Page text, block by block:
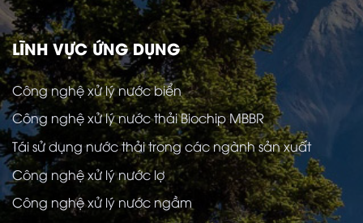
LĨNH VỰC ỨNG DỤNG
Công nghệ xử lý nước biển
Công nghệ xử lý nước thải Biochip MBBR
Tái sử dụng nước thải trong các ngành sản xuất
Công nghệ xử lý nước lợ
Công nghệ xử lý nước ngầm